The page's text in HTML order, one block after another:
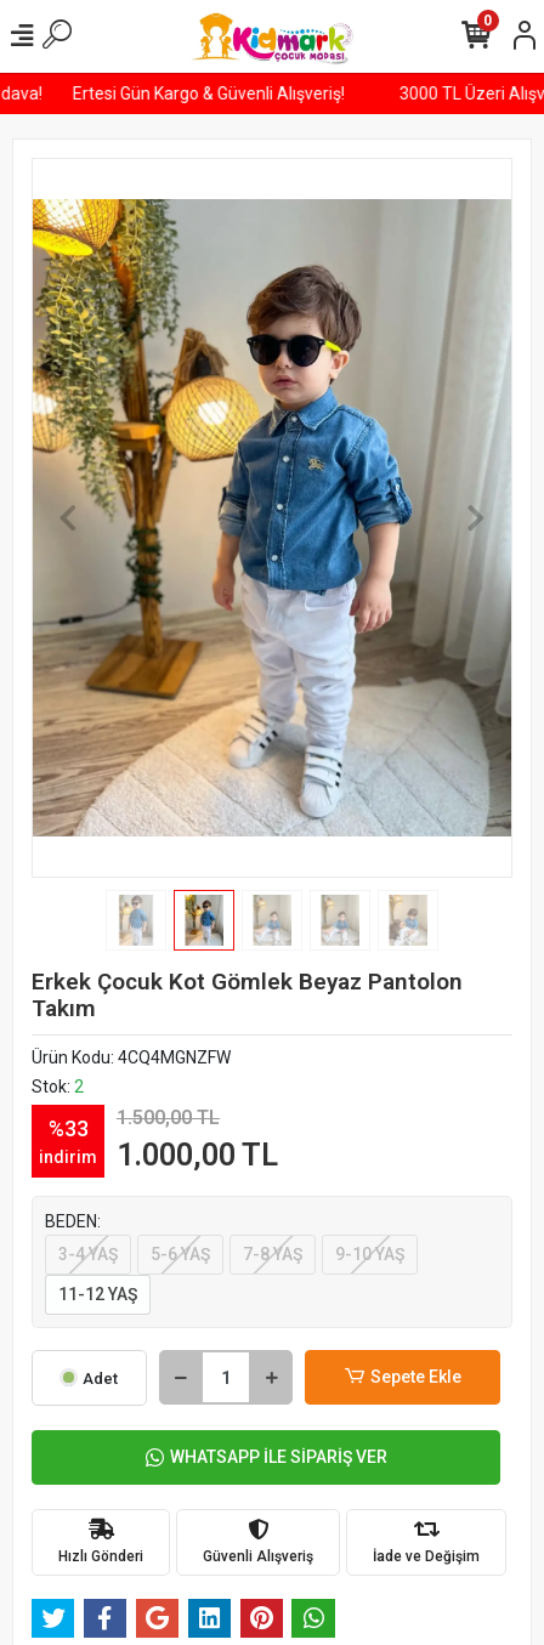
Ertesi Gün Kargo & Güvenli Alışveriş! 3000 TL Üzeri
0
Erkek Çocuk Kot Gömlek Beyaz Pantolon
Takım
Ürün Kodu: 4CQ4MGNZFW
Stok: 2
%33
indirim
1.500,00 TL
1.000,00 TL
BEDEN:
3-4 YAŞ
5-6 YAŞ 7-8 YAŞ 9-10 YAŞ
11-12 YAŞ
Adet Sepete Ekle
WHATSAPP İLE SİPARİŞ VER
Hızlı Gönderi Güvenli Alışveriş İade ve Değişim